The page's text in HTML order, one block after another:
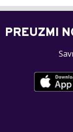
PREUZMI